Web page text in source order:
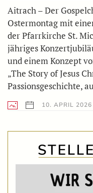
Aitrach – Der
Ostermontag mit
der Pfarrkirche St.
jähriges
und einem Konzept
„The Story of Jesus
Passionsgeschichte,
10. APRIL 2026